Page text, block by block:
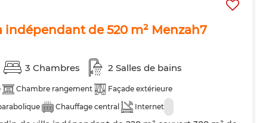
indépendant de 520 m² Menzah7
3 Chambres 2 Salles de bains
Chambre rangement
Façade extérieure
Chauffage central Internet